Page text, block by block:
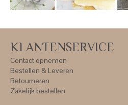
KLANTENSERVICE
Contact opnemen
Bestellen & Leveren
Retourneren
Zakelijk bestellen